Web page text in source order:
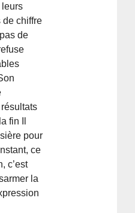
leurs
de chiffre
de
fin Il
pour
ce
c’est
la